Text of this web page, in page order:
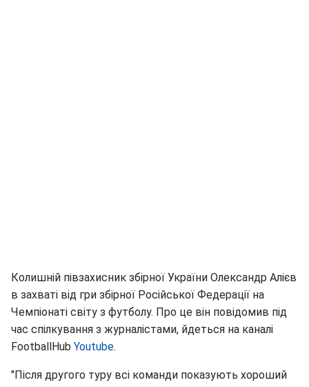
Колишній півзахисник збірної України Олександр Алієв
в захваті від гри збірної Російської Федерації на
Чемпіонаті світу з футболу. Про це він повідомив під
час спілкування з журналістами, йдеться на каналі
FootballHub Youtube.
"Після другого туру всі команди показують хороший